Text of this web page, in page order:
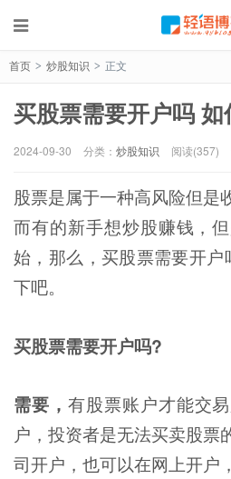
首页 > 炒股知识 > 正文
买股票需要开户吗
2024-09-30 分类： 炒股知识 阅读(357)
股票是属于一种高风险但是
而有的新手想炒股赚钱，
始，那么，买股票需要开
下吧。
买股票需要开户吗?
需要， 有股票账户才能交
户，投资者是无法买卖股票
司开户，也可以在网上开户